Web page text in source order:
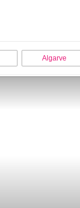
Algarve